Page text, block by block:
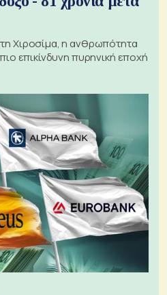
Χιροσίμα, η ανθρωπότητα
επικίνδυνη πυρηνική εποχή